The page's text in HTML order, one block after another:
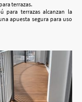
terrazas.
para terrazas alcanzan la
apuesta segura para uso